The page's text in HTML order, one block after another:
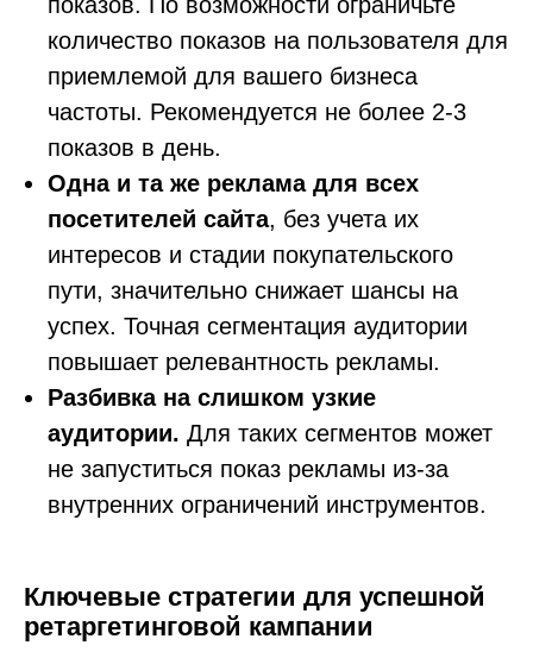
количество показов на пользователя для
приемлемой для вашего бизнеса
частоты. Рекомендуется не более 2-3
показов в день.
Одна и та же реклама для всех
посетителей сайта, без учета их
интересов и стадии покупательского
пути, значительно снижает шансы на
успех. Точная сегментация аудитории
повышает релевантность рекламы.
Разбивка на слишком узкие
аудитории. Для таких сегментов может
не запуститься показ рекламы из-за
внутренних ограничений инструментов.
Ключевые стратегии для успешной
ретаргетинговой кампании